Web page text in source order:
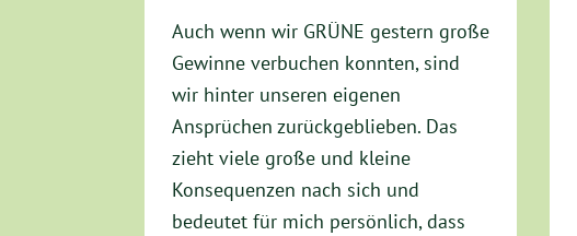
Auch wenn wir GRÜNE gestern große
Gewinne verbuchen konnten, sind
wir hinter unseren eigenen
Ansprüchen zurückgeblieben. Das
zieht viele große und kleine
Konsequenzen nach sich und
bedeutet für mich persönlich, dass